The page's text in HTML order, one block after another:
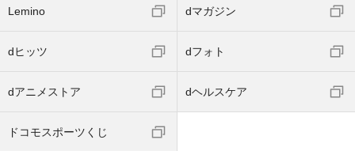
Lemino dマガジン
dヒッツ dフォト
dアニメストア dヘルスケア
ドコモスポーツくじ